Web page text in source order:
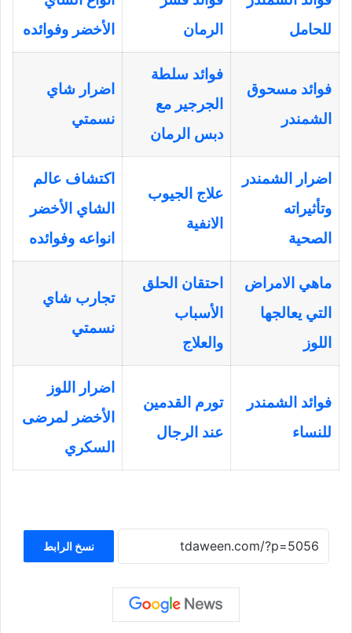
للحامل
الرمان
الأخضر وفوائده
فوائد مسحوق
الشمندر
فوائد سلطة
الجرجير مع
دبس الرمان
اضرار شاي
نسمتي
اضرار الشمندر
وتأثيراته
الصحية
علاج الجيوب
الانفية
اكتشاف عالم
الشاي الأخضر
انواعه وفوائده
ماهي الامراض
التي يعالجها
اللوز
احتقان الحلق
الأسباب
والعلاج
تجارب شاي
نسمتي
فوائد الشمندر
للنساء
تورم القدمين
عند الرجال
اضرار اللوز
الأخضر لمرضى
السكري
نسخ الرابط